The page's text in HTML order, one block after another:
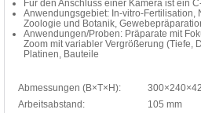
Für den Anschluss einer Kamera ist ein
Anwendungsgebiet: In-vitro-Fertilisation,
Zoologie und Botanik,
Anwendungen/Proben: Präparate mit
Zoom mit variabler Vergrößerung (Tiefe,
Platinen, Bauteile
Abmessungen (B×T×H):
Arbeitsabstand:
105 mm